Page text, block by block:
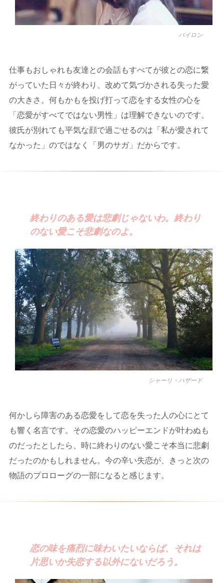
バイロン
仕事もおしゃれも友達との会話もすべてが彼との恋に繋
がっていた日々が終わり、改めて気づかされる失った愛
の大きさ。何もかもを投げ打って恋をする女性の心を
「恋愛がすべてではない男性」は理解できないのです。
彼氏が別れても平気な顔で過ごせるのは「私が愛されて
なかった」のではなく「男のサガ」だからです。
終わりのある愛は悲劇じゃないわ。終わり
のない愛こそ悲劇なのよ。
シャーリ・ハザード
何かしら障害のある恋愛をして恋を失った人の心にとて
も響く名言です。その恋愛のハッピーエンドが叶わぬも
のだったとしたら、時に終わりのない愛こそ本当に悲劇
だったのかもしれません。今の辛い失恋が、きっと次の
物語のプロローグの一部になると感じます。
恋の味を痛烈に味わいたいならば、それは
片思いか失恋する以外にないだろう。